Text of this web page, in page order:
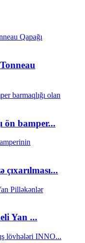
ön bamper...
Yan ...